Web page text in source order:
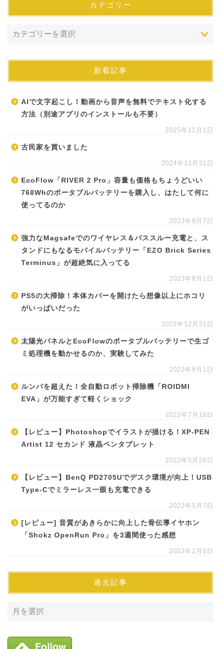
カテゴリー
新着記事
AIで文字起こし！動画から音声を無料でテキスト化する
方法（別途アプリのインストールも不要）
2025年11月1日
古民家を買いました
2024年12月31日
EcoFlow「RIVER 2 Pro」容量も価格もちょうどいい
768Whのポータブルバッテリーを購入し、はたして何に
使ってるのか
2023年9月7日
強力なMagsafeでのワイヤレス＆パススルー充電と、ス
タンドにもなるモバイルバッテリー「EZO Brick Series
Terminus」が超絶気に入ってる
2023年8月1日
PS5の大掃除！本体カバーを開けたら想像以上にホコリ
がいっぱいだった
2022年12月31日
太陽光パネルとEcoFlowのポータブルバッテリーで生ゴ
ミ処理機を動かせるのか、実験してみた
2022年9月1日
ルンバを超えた！全自動ロボット掃除機「ROIDMI
EVA」が万能すぎて軽くショック
2022年7月10日
【レビュー】Photoshopでイラストが描ける！XP-PEN
Artist 12 セカンド 液晶ペンタブレット
2022年5月26日
【レビュー】BenQ PD2705Uでデスク環境が向上！USB
Type-Cでミラーレス一眼も充電できる
2022年5月7日
[レビュー] 音質があきらかに向上した骨伝導イヤホン
「Shokz OpenRun Pro」を3週間使った感想
2022年2月6日
過去記事